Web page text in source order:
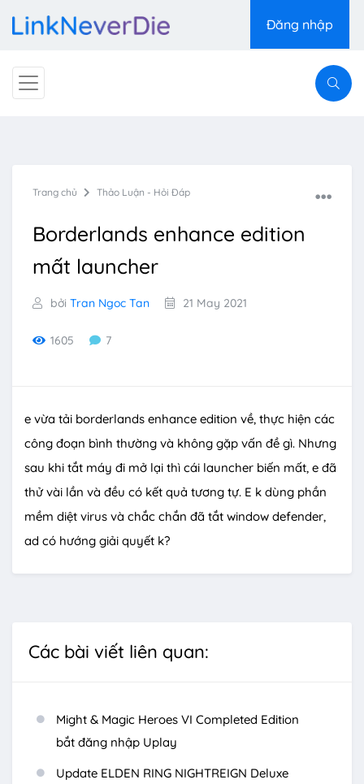
Đăng nhập
Trang chủ Thảo Luận - Hỏi Đáp
Borderlands enhance edition
mất launcher
bởi Tran Ngoc Tan 21 May 2021
1605 7
e vừa tải borderlands enhance edition về, thực hiện các
công đoạn bình thường và không gặp vấn đề gì. Nhưng
sau khi tắt máy đi mở lại thì cái launcher biến mất, e đã
thử vài lần và đều có kết quả tương tự. E k dùng phần
mềm diệt virus và chắc chắn đã tắt window defender,
ad có hướng giải quyết k?
Các bài viết liên quan:
Might & Magic Heroes VI Completed Edition
bắt đăng nhập Uplay
Update ELDEN RING NIGHTREIGN Deluxe